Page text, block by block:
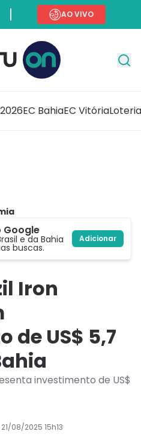
AO VIVO
EC BahiaEC Vitória
Google
e da Bahia
buscas.
Adicionar
Iron
de US$ 5,7
investimento de US$
21/08/2025 15h13